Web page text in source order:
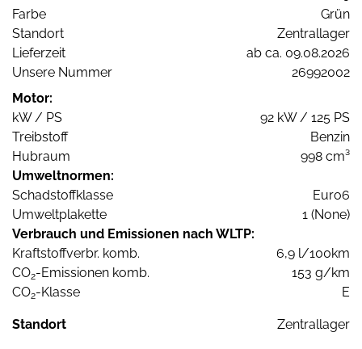
Farbe
Grün
Standort
Zentrallager
Lieferzeit
ab ca. 09.08.2026
Unsere Nummer
26992002
Motor:
kW / PS
92 kW / 125 PS
Treibstoff
Benzin
Hubraum
998 cm³
Umweltnormen:
Schadstoffklasse
Euro6
Umweltplakette
1 (None)
Verbrauch und Emissionen nach WLTP:
Kraftstoffverbr. komb.
6,9 l/100km
CO2-Emissionen komb.
153 g/km
CO2-Klasse E
Standort Zentrallager